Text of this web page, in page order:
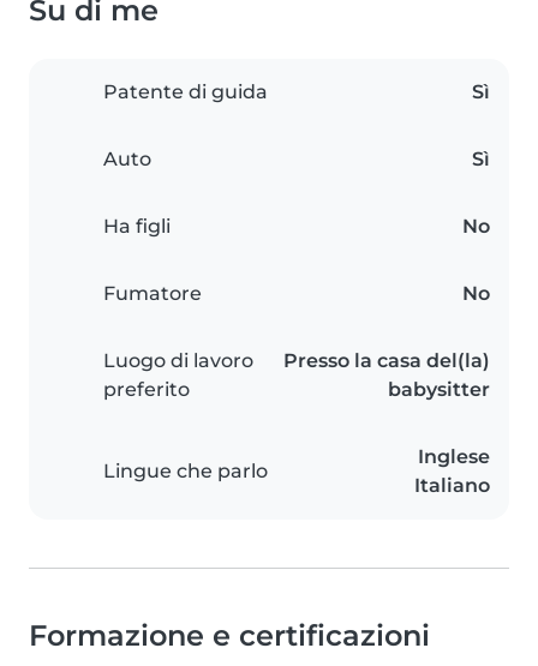
Su di me
Patente di guida Sì
Auto Sì
Ha figli No
Fumatore No
Luogo di lavoro
preferito
Presso la casa del(la)
babysitter
Lingue che parlo
Inglese
Italiano
Formazione e certificazioni